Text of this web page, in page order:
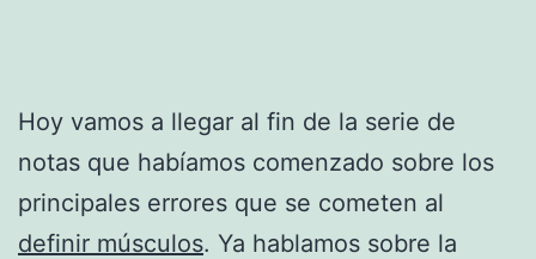
Hoy vamos a llegar al fin de la serie de
notas que habíamos comenzado sobre los
principales errores que se cometen al
definir músculos. Ya hablamos sobre la